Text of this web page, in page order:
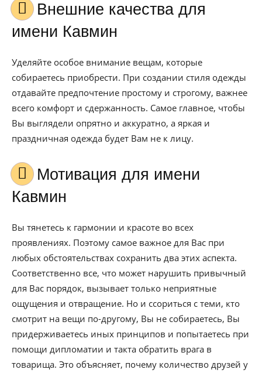
Внешние качества для
имени Кавмин
Уделяйте особое внимание вещам, которые
собираетесь приобрести. При создании стиля одежды
отдавайте предпочтение простому и строгому, важнее
всего комфорт и сдержанность. Самое главное, чтобы
Вы выглядели опрятно и аккуратно, а яркая и
праздничная одежда будет Вам не к лицу.
Мотивация для имени
Кавмин
Вы тянетесь к гармонии и красоте во всех
проявлениях. Поэтому самое важное для Вас при
любых обстоятельствах сохранить два этих аспекта.
Соответственно все, что может нарушить привычный
для Вас порядок, вызывает только неприятные
ощущения и отвращение. Но и ссориться с теми, кто
смотрит на вещи по-другому, Вы не собираетесь, Вы
придерживаетесь иных принципов и попытаетесь при
помощи дипломатии и такта обратить врага в
товарища. Это объясняет, почему количество друзей у